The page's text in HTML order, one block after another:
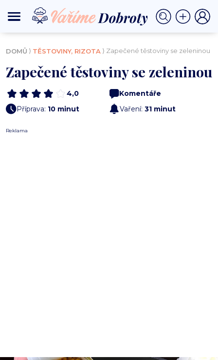
DOMŮ ⟩ TĚSTOVINY, RIZOTA ⟩ Zapečené těstoviny se zeleninou
Zapečené těstoviny se zeleninou
4,0
Komentáře
Příprava: 10 minut Vaření: 31 minut
Reklama